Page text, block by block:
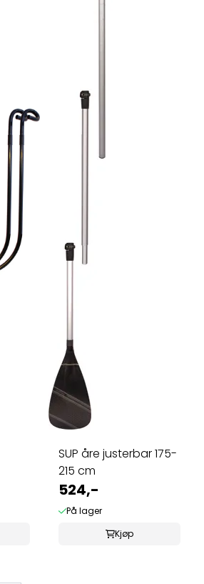
SUP åre justerbar 175-
215 cm
524,-
På lager
Kjøp